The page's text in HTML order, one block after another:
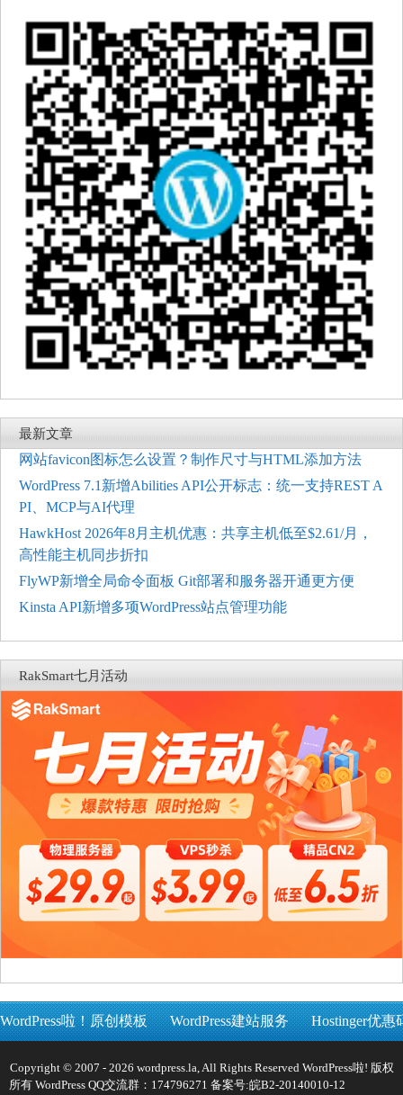
最新文章
网站favicon图标怎么设置？制作尺寸与HTML添加方法
WordPress 7.1新增Abilities API公开标志：统一支持REST A
PI、MCP与AI代理
HawkHost 2026年8月主机优惠：共享主机低至$2.61/月，
高性能主机同步折扣
FlyWP新增全局命令面板 Git部署和服务器开通更方便
Kinsta API新增多项WordPress站点管理功能
RakSmart七月活动
WordPress啦！原创模板 WordPress建站服务 Hostinger优惠
Copyright © 2007 - 2026 wordpress.la, All Rights Reserved WordPress啦! 版权
所有 WordPress QQ交流群：174796271 备案号:皖B2-20140010-12